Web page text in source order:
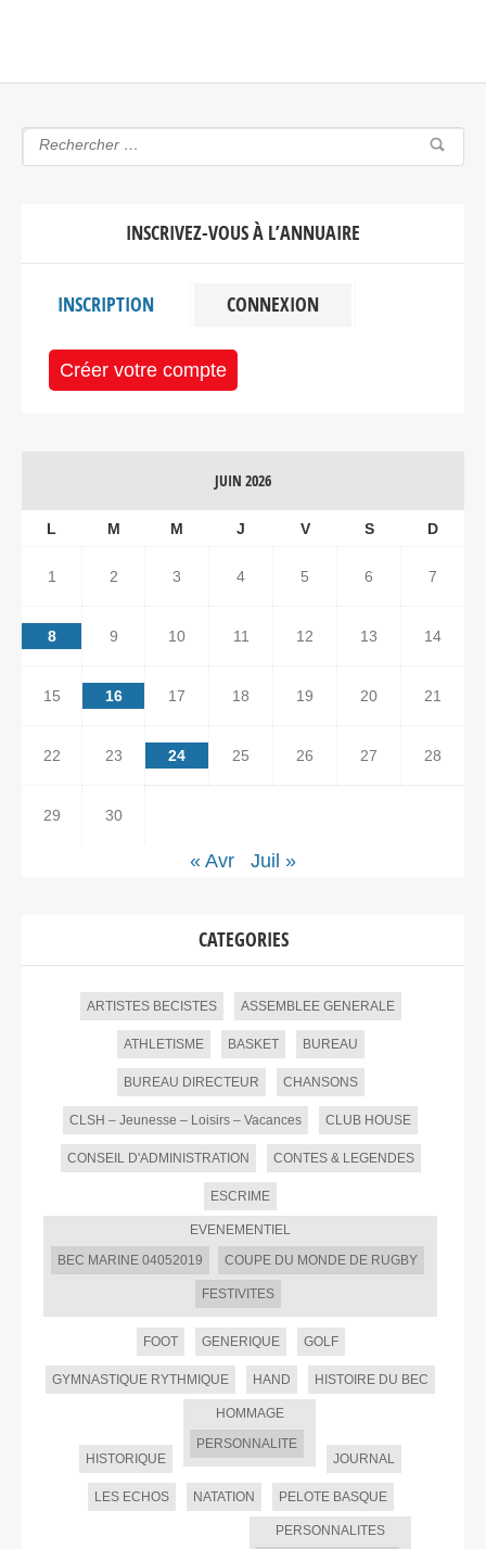
INSCRIVEZ-VOUS À L’ANNUAIRE
INSCRIPTION CONNEXION
Créer votre compte
JUIN 2026
L M M J V S D
1 2 3 4 5 6 7
8 9 10 11 12 13 14
15 16 17 18 19 20 21
22 23 24 25 26 27 28
29 30
« Avr Juil »
CATEGORIES
ARTISTES BECISTES ASSEMBLEE GENERALE
ATHLETISME BASKET BUREAU
BUREAU DIRECTEUR CHANSONS
CLSH – Jeunesse – Loisirs – Vacances CLUB HOUSE
CONSEIL D'ADMINISTRATION CONTES & LEGENDES
ESCRIME
EVENEMENTIEL
BEC MARINE 04052019
COUPE DU MONDE DE RUGBY
FESTIVITES
FOOT GENERIQUE GOLF
GYMNASTIQUE RYTHMIQUE HAND HISTOIRE DU BEC
HISTORIQUE
HOMMAGE
PERSONNALITE
JOURNAL
LES ECHOS NATATION PELOTE BASQUE
PERSONNALITES